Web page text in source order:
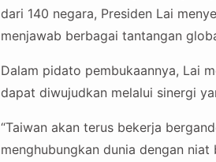
dari 140 negara, Presiden Lai
menjawab berbagai tantangan
Dalam pidato pembukaannya, Lai
dapat diwujudkan melalui sinergi
“Taiwan akan terus bekerja
menghubungkan dunia dengan